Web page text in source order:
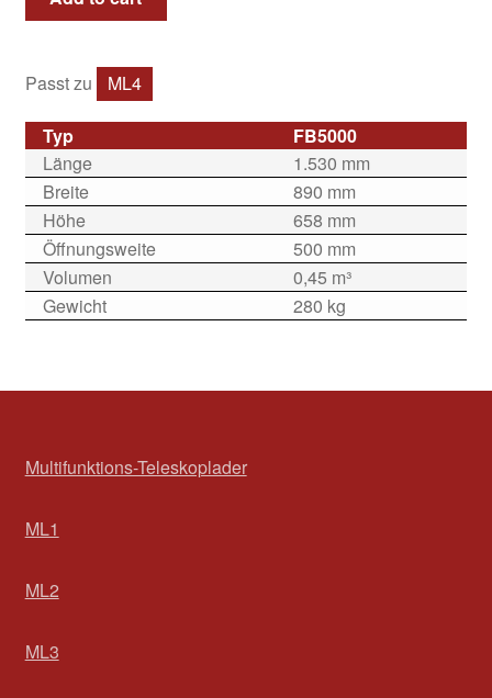
Passt zu ML4
Typ
FB5000
Länge
1.530 mm
Breite
890 mm
Höhe
658 mm
Öffnungsweite
500 mm
Volumen
0,45 m³
Gewicht
280 kg
Multifunktions-Teleskoplader
ML1
ML2
ML3